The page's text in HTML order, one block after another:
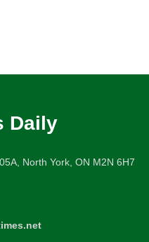
Daily
North York, ON M2N 6H7